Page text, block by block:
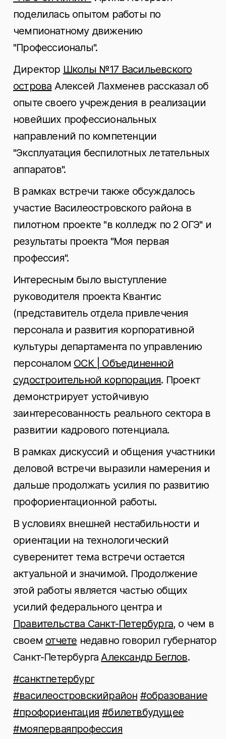
поделилась опытом работы по
чемпионатному движению
"Профессионалы".
Директор Школы №17 Васильевского
острова Алексей Лахменев рассказал об
опыте своего учреждения в реализации
новейших профессиональных
направлений по компетенции
"Эксплуатация беспилотных летательных
аппаратов".
В рамках встречи также обсуждалось
участие Василеостровского района в
пилотном проекте "в колледж по 2 ОГЭ" и
результаты проекта "Моя первая
профессия".
Интересным было выступление
руководителя проекта Квантис
(представитель отдела привлечения
персонала и развития корпоративной
культуры департамента по управлению
персоналом ОСК | Объединенной
судостроительной корпорация. Проект
демонстрирует устойчивую
заинтересованность реального сектора в
развитии кадрового потенциала.
В рамках дискуссий и общения участники
деловой встречи выразили намерения и
дальше продолжать усилия по развитию
профориентационной работы.
В условиях внешней нестабильности и
ориентации на технологический
суверенитет тема встречи остается
актуальной и значимой. Продолжение
этой работы является частью общих
усилий федерального центра и
Правительства Санкт-Петербурга, о чем в
своем отчете недавно говорил губернатор
Санкт-ПетербургаАлександр Беглов.
#санктпетербург
#василеостровскийрайон #образование
#профориентация #билетвбудущее
#мояперваяпрофессия